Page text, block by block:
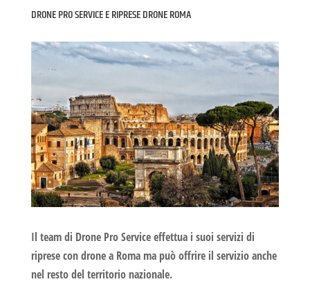
DRONE PRO SERVICE E RIPRESE DRONE ROMA
Il team di Drone Pro Service effettua i suoi servizi di
riprese con drone a Romama può offrire il servizio anche
nel resto del territorio nazionale.